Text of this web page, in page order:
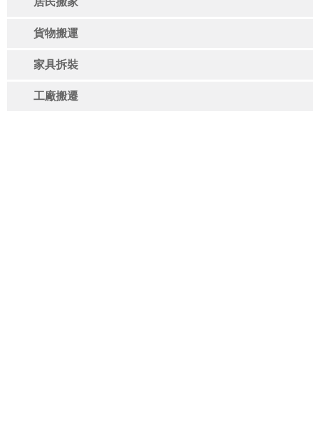
貨物搬運
家具拆裝
工廠搬遷